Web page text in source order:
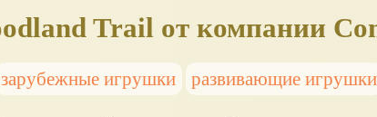
Trail от компании
зарубежные игрушки развивающие игрушки